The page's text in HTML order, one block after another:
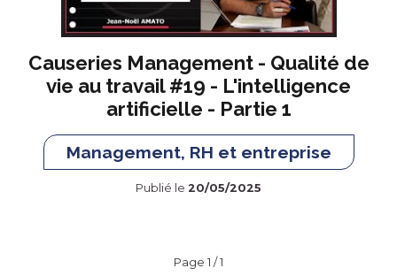
Causeries Management - Qualité de
vie au travail #19 - L'intelligence
artificielle - Partie 1
Management, RH et entreprise
Publié le 20/05/2025
Page 1 / 1